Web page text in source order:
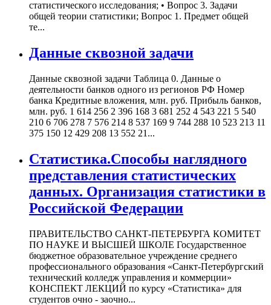
статистического исследования; • Вопрос 3. Задачи
общей теории статистики; Вопрос 1. Предмет общей
те...
Данные сквозной задачи
Данные сквозной задачи Таблица 0. Данные о
деятельности банков одного из регионов РФ Номер
банка Кредитные вложения, млн. руб. Прибыль банков,
млн. руб. 1 614 256 2 396 168 3 681 252 4 543 221 5 540
210 6 706 278 7 576 214 8 537 169 9 744 288 10 523 213 11
375 150 12 429 208 13 552 21...
Статистика.Способы наглядного
представления статистических
данных. Организация статистики в
Российской Федерации
ПРАВИТЕЛЬСТВО САНКТ-ПЕТЕРБУРГА КОМИТЕТ
ПО НАУКЕ И ВЫСШЕЙ ШКОЛЕ Государственное
бюджетное образовательное учреждение среднего
профессионального образования «Санкт-Петербургский
технический колледж управления и коммерции»
КОНСПЕКТ ЛЕКЦИЙ по курсу «Статистика» для
студентов очно - заочно...